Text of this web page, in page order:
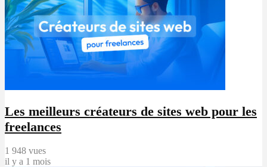
Les meilleurs créateurs de sites web pour les
freelances
1 948 vues
il y a 1 mois